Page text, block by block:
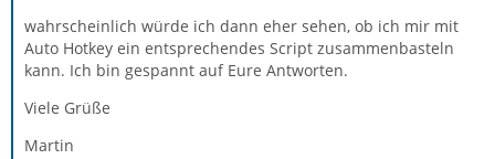
wahrscheinlich würde ich dann eher sehen, ob ich mir mit
Auto Hotkey ein entsprechendes Script zusammenbasteln
kann. Ich bin gespannt auf Eure Antworten.
Viele Grüße
Martin